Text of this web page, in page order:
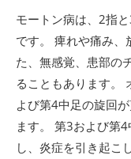
モートン病は、2指
です。 痺れや痛み、
た、無感覚、患部の
ることもあります。
よび第4中足の旋回
ます。 第3および第
し、炎症を引き起こ